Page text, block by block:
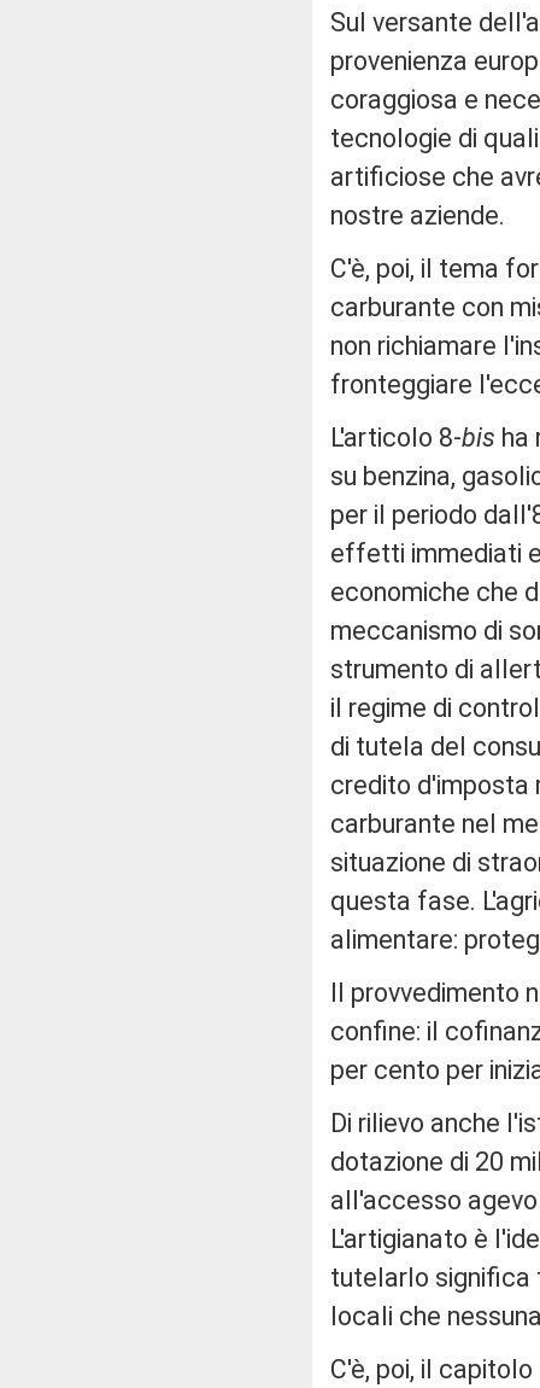
Sul versante
provenienza
coraggiosa e
tecnologie di
artificiose che
nostre aziende.
C'è, poi, il tema
carburante con
non richiamare
fronteggiare
L'articolo 8-bis ha
su benzina,
per il periodo
effetti immediati
economiche che
meccanismo di
strumento di
il regime di
di tutela del
credito d'imposta
carburante nel
situazione di
questa fase.
alimentare:
Il provvedimento
confine: il
per cento per
Di rilievo anche
dotazione di 20
all'accesso
L'artigianato è
tutelarlo significa
locali che
C'è, poi, il